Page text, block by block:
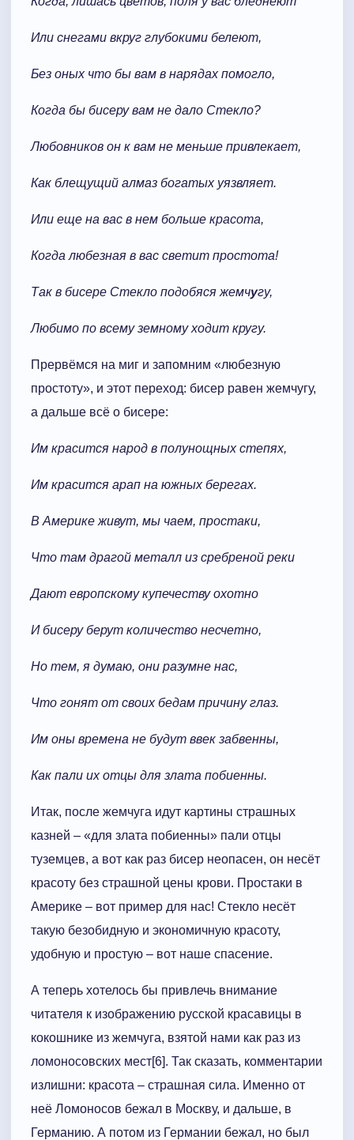
Или снегами вкруг глубокими белеют,
Без оных что бы вам в нарядах помогло,
Когда бы бисеру вам не дало Стекло?
Любовников он к вам не меньше привлекает,
Как блещущий алмаз богатых уязвляет.
Или еще на вас в нем больше красота,
Когда любезная в вас светит простота!
Так в бисере Стекло подобяся жемчугу,
Любимо по всему земному ходит кругу.
Прервёмся на миг и запомним «любезную
простоту», и этот переход: бисер равен жемчугу,
а дальше всё о бисере:
Им красится народ в полунощных степях,
Им красится арап на южных берегах.
В Америке живут, мы чаем, простаки,
Что там драгой металл из сребреной реки
Дают европскому купечеству охотно
И бисеру берут количество несчетно,
Но тем, я думаю, они разумне нас,
Что гонят от своих бедам причину глаз.
Им оны времена не будут ввек забвенны,
Как пали их отцы для злата побиенны.
Итак, после жемчуга идут картины страшных
казней – «для злата побиенны» пали отцы
туземцев, а вот как раз бисер неопасен, он несёт
красоту без страшной цены крови. Простаки в
Америке – вот пример для нас! Стекло несёт
такую безобидную и экономичную красоту,
удобную и простую – вот наше спасение.
А теперь хотелось бы привлечь внимание
читателя к изображению русской красавицы в
кокошнике из жемчуга, взятой нами как раз из
ломоносовских мест[6]. Так сказать, комментарии
излишни: красота – страшная сила. Именно от
неё Ломоносов бежал в Москву, и дальше, в
Германию. А потом из Германии бежал, но был